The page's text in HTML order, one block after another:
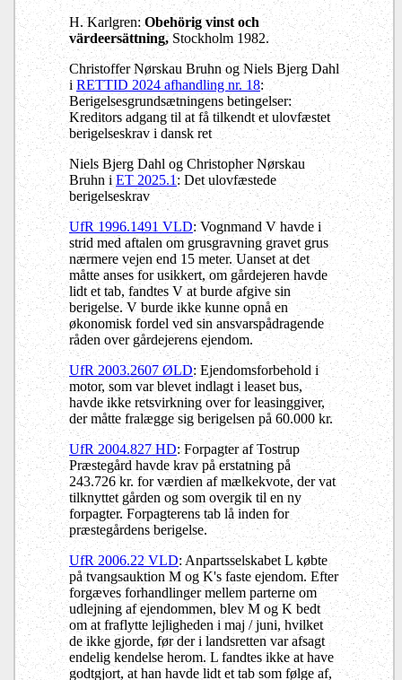
H. Karlgren:Obehörig vinst och
värdeersättning,Stockholm 1982.
Christoffer Nørskau Bruhn og Niels Bjerg Dahl
iRETTID 2024 afhandling nr. 18:
Berigelsesgrundsætningens betingelser:
Kreditors adgang til at få tilkendt et ulovfæstet
berigelseskrav i dansk ret
Niels Bjerg Dahl og Christopher Nørskau
Bruhn iET 2025.1: Det ulovfæstede
berigelseskrav
UfR 1996.1491 VLD: Vognmand V havde i
strid med aftalen om grusgravning gravet grus
nærmere vejen end 15 meter. Uanset at det
måtte anses for usikkert, om gårdejeren havde
lidt et tab, fandtes V at burde afgive sin
berigelse. V burde ikke kunne opnå en
økonomisk fordel ved sin ansvarspådragende
råden over gårdejerens ejendom.
UfR 2003.2607 ØLD: Ejendomsforbehold i
motor, som var blevet indlagt i leaset bus,
havde ikke retsvirkning over for leasinggiver,
der måtte fralægge sig berigelsen på 60.000 kr.
UfR 2004.827 HD: Forpagter af Tostrup
Præstegård havde krav på erstatning på
243.726 kr. for værdien af mælkekvote, der vat
tilknyttet gården og som overgik til en ny
forpagter. Forpagterens tab lå inden for
præstegårdens berigelse.
UfR 2006.22 VLD: Anpartsselskabet L købte
på tvangsauktion M og K's faste ejendom. Efter
forgæves forhandlinger mellem parterne om
udlejning af ejendommen, blev M og K bedt
om at fraflytte lejligheden i maj / juni, hvilket
de ikke gjorde, før der i landsretten var afsagt
endelig kendelse herom. L fandtes ikke at have
godtgjort, at han havde lidt et tab som følge af,